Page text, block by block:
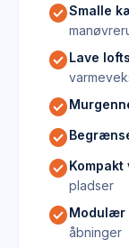
check_circleSmalle
check_circleLave
check_circle
check_circle
check_circleKompakt
pladser
check_circleModulær
åbninger